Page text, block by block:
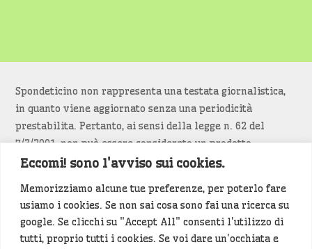
Eccomi! sono l'avviso sui cookies.
Memorizziamo alcune tue preferenze, per poterlo fare
usiamo i cookies. Se non sai cosa sono fai una ricerca su
google. Se clicchi su "Accept All" consenti l'utilizzo di
tutti, proprio tutti i cookies. Se voi dare un'occhiata e
Spondeticino non rappresenta una testata giornalistica,
in quanto viene aggiornato senza una periodicità
prestabilita. Pertanto, ai sensi della legge n. 62 del
7/3/2001, non può essere considerato un prodotto
editoriale.
Siamo attenti a non violare copyright e diritti
d’immagine. Se un contenuto è di tua proprietà e vuoi
richiederne la rimozionediccelo(<- clicca per inviarci un
messaggio).